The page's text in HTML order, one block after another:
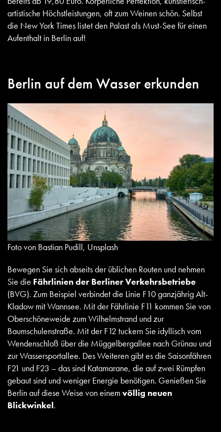
artistische Höchstleistungen, oft zum Weinen schön. Selbst
die New York Times listet den Palast als Must-See für einen
Aufenthalt in Berlin auf!
Berlin auf dem Wasser erkunden
Foto von Bastian Pudill, Unsplash
Bewegen Sie sich abseits der üblichen Routen und nehmen
Sie die Fährlinien der Berliner Verkehrsbetriebe
(BVG). Zum Beispiel verbindet die Linie F10 ganzjährig Alt-
Kladow mit Wannsee. Mit der Fährlinie F11 kommen Sie von
Oberschöneweide zum Wilhelmstrand und zur
Baumschulenstraße. Mit der F12 tuckern Sie idyllisch vom
Wendenschloß über die Müggelbergallee nach Grünau und
zur Wassersportallee. Des Weiteren gibt es die Saisonfähren
F21 und F23 – das sind Katamarane, die auf zwei Rümpfen
gebaut sind und weniger Energie benötigen. Genießen Sie
Berlin auf diese Weise von einemvöllig neuen
Blickwinkel.